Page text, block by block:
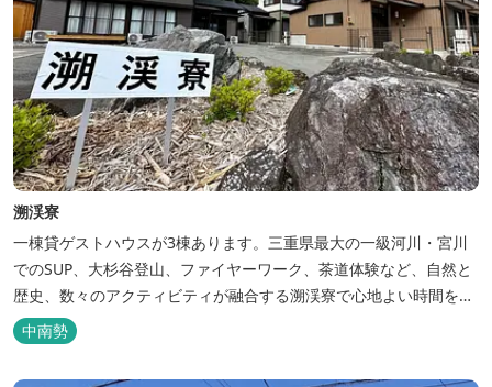
溯渓寮
一棟貸ゲストハウスが3棟あります。三重県最大の一級河川・宮川
でのSUP、大杉谷登山、ファイヤーワーク、茶道体験など、自然と
歴史、数々のアクティビティが融合する溯渓寮で心地よい時間をお
過ごしください。 溯渓寮A棟は、22㎡の広々としたLDKを有する清
潔な宿泊棟です。大きな窓からは四季折々の美しい風景を眺望で
き、夏場はウッドデッキ、冬場は薪ストーブと、季節を感じながら
中南勢